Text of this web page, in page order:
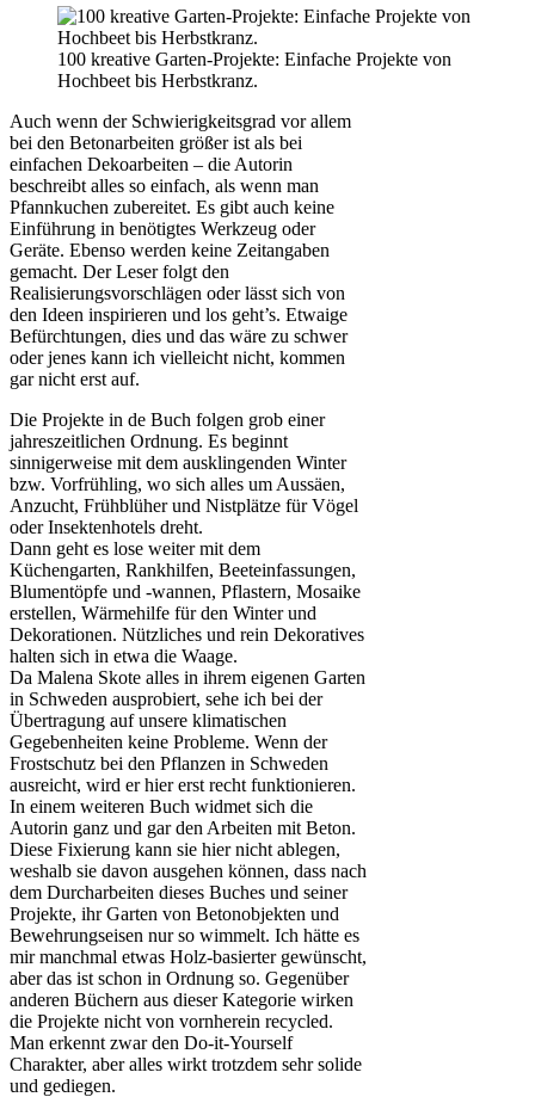
100 kreative Garten-Projekte: Einfache Projekte von
Hochbeet bis Herbstkranz.
Auch wenn der Schwierigkeitsgrad vor allem
bei den Betonarbeiten größer ist als bei
einfachen Dekoarbeiten – die Autorin
beschreibt alles so einfach, als wenn man
Pfannkuchen zubereitet. Es gibt auch keine
Einführung in benötigtes Werkzeug oder
Geräte. Ebenso werden keine Zeitangaben
gemacht. Der Leser folgt den
Realisierungsvorschlägen oder lässt sich von
den Ideen inspirieren und los geht’s. Etwaige
Befürchtungen, dies und das wäre zu schwer
oder jenes kann ich vielleicht nicht, kommen
gar nicht erst auf.
Die Projekte in de Buch folgen grob einer
jahreszeitlichen Ordnung. Es beginnt
sinnigerweise mit dem ausklingenden Winter
bzw. Vorfrühling, wo sich alles um Aussäen,
Anzucht, Frühblüher und Nistplätze für Vögel
oder Insektenhotels dreht.
Dann geht es lose weiter mit dem
Küchengarten, Rankhilfen, Beeteinfassungen,
Blumentöpfe und -wannen, Pflastern, Mosaike
erstellen, Wärmehilfe für den Winter und
Dekorationen. Nützliches und rein Dekoratives
halten sich in etwa die Waage.
Da Malena Skote alles in ihrem eigenen Garten
in Schweden ausprobiert, sehe ich bei der
Übertragung auf unsere klimatischen
Gegebenheiten keine Probleme. Wenn der
Frostschutz bei den Pflanzen in Schweden
ausreicht, wird er hier erst recht funktionieren.
In einem weiteren Buch widmet sich die
Autorin ganz und gar den Arbeiten mit Beton.
Diese Fixierung kann sie hier nicht ablegen,
weshalb sie davon ausgehen können, dass nach
dem Durcharbeiten dieses Buches und seiner
Projekte, ihr Garten von Betonobjekten und
Bewehrungseisen nur so wimmelt. Ich hätte es
mir manchmal etwas Holz-basierter gewünscht,
aber das ist schon in Ordnung so. Gegenüber
anderen Büchern aus dieser Kategorie wirken
die Projekte nicht von vornherein recycled.
Man erkennt zwar den Do-it-Yourself
Charakter, aber alles wirkt trotzdem sehr solide
und gediegen.